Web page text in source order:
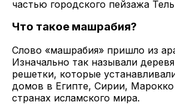
частью городского пейзажа
Что такое машрабия?
Слово «машрабия» пришло из
Изначально так называли
решетки, которые
домов в Египте, Сирии, Марокко
странах исламского мира.